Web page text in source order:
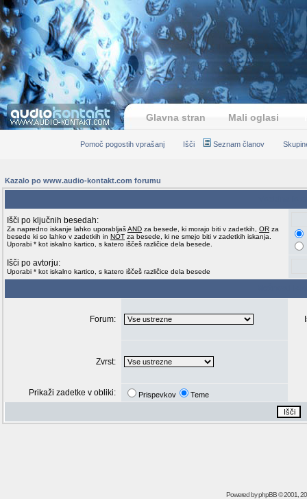
Glavna stran Mali oglasi
Pomoč pogostih vprašanj Išči Seznam članov
Kazalo po www.audio-kontakt.com forumu
Išči po ključnih besedah:
Za napredno iskanje lahko uporabljašAND za besede, ki morajo biti v zadetkih, OR za
besede ki so lahko v zadetkih in NOT za besede, ki ne smejo biti v zadetkih iskanja.
Uporabi * kot iskalno kartico, s katero iščeš različice dela besede.
Išči po avtorju:
Uporabi * kot iskalno kartico, s katero iščeš različice dela besede
Forum:
Zvrst:
Prikaži zadetke v obliki: Prispevkov Teme
Powered byphpBB© 2001,